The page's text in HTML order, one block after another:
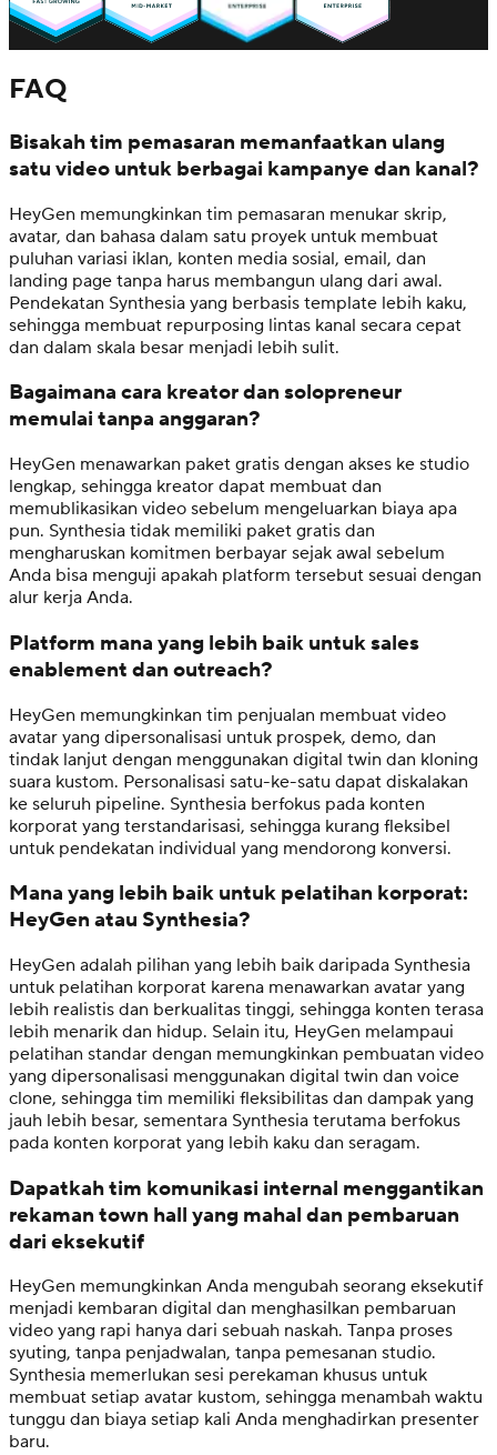
FAQ
Bisakah tim pemasaran memanfaatkan ulang
satu video untuk berbagai kampanye dan kanal?
HeyGen memungkinkan tim pemasaran menukar skrip,
avatar, dan bahasa dalam satu proyek untuk membuat
puluhan variasi iklan, konten media sosial, email, dan
landing page tanpa harus membangun ulang dari awal.
Pendekatan Synthesia yang berbasis template lebih kaku,
sehingga membuat repurposing lintas kanal secara cepat
dan dalam skala besar menjadi lebih sulit.
Bagaimana cara kreator dan solopreneur
memulai tanpa anggaran?
HeyGen menawarkan paket gratis dengan akses ke studio
lengkap, sehingga kreator dapat membuat dan
memublikasikan video sebelum mengeluarkan biaya apa
pun. Synthesia tidak memiliki paket gratis dan
mengharuskan komitmen berbayar sejak awal sebelum
Anda bisa menguji apakah platform tersebut sesuai dengan
alur kerja Anda.
Platform mana yang lebih baik untuk sales
enablement dan outreach?
HeyGen memungkinkan tim penjualan membuat video
avatar yang dipersonalisasi untuk prospek, demo, dan
tindak lanjut dengan menggunakan digital twin dan kloning
suara kustom. Personalisasi satu-ke-satu dapat diskalakan
ke seluruh pipeline. Synthesia berfokus pada konten
korporat yang terstandarisasi, sehingga kurang fleksibel
untuk pendekatan individual yang mendorong konversi.
Mana yang lebih baik untuk pelatihan korporat:
HeyGen atau Synthesia?
HeyGen adalah pilihan yang lebih baik daripada Synthesia
untuk pelatihan korporat karena menawarkan avatar yang
lebih realistis dan berkualitas tinggi, sehingga konten terasa
lebih menarik dan hidup. Selain itu, HeyGen melampaui
pelatihan standar dengan memungkinkan pembuatan video
yang dipersonalisasi menggunakan digital twin dan voice
clone, sehingga tim memiliki fleksibilitas dan dampak yang
jauh lebih besar, sementara Synthesia terutama berfokus
pada konten korporat yang lebih kaku dan seragam.
Dapatkah tim komunikasi internal menggantikan
rekaman town hall yang mahal dan pembaruan
dari eksekutif
HeyGen memungkinkan Anda mengubah seorang eksekutif
menjadi kembaran digital dan menghasilkan pembaruan
video yang rapi hanya dari sebuah naskah. Tanpa proses
syuting, tanpa penjadwalan, tanpa pemesanan studio.
Synthesia memerlukan sesi perekaman khusus untuk
membuat setiap avatar kustom, sehingga menambah waktu
tunggu dan biaya setiap kali Anda menghadirkan presenter
baru.